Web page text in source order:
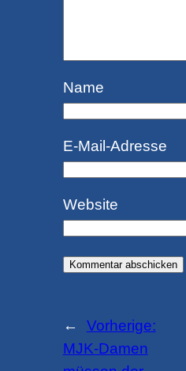
Name
E-Mail-Adresse
Website
←
Vorherige:
MJK-Damen